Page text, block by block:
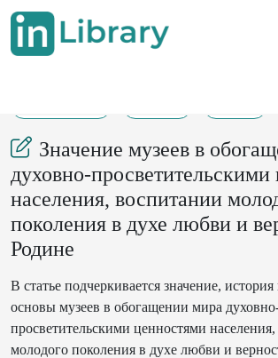
Значение музеев в
духовно-
населения, воспитании
поколения в духе любви и
Родине
В статье подчеркивается значение,
основы музеев в обогащении мира
просветительскими ценностями
молодого поколения в духе любви и